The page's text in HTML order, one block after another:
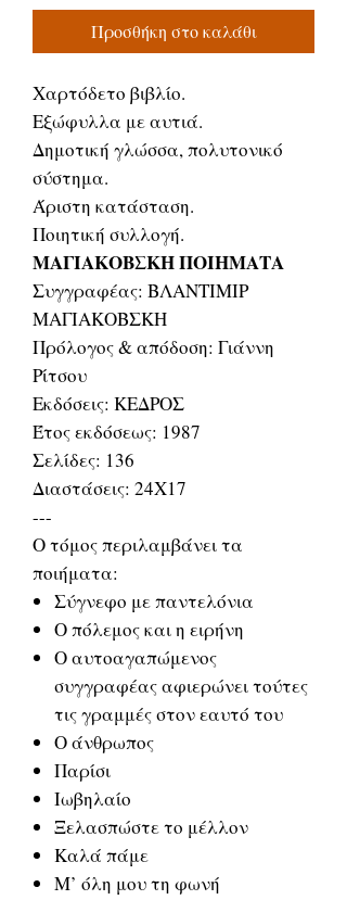
Προσθήκη στο καλάθι
Χαρτόδετο βιβλίο.
Εξώφυλλα με αυτιά.
Δημοτική γλώσσα, πολυτονικό
σύστημα.
Άριστη κατάσταση.
Ποιητική συλλογή.
ΜΑΓΙΑΚΟΒΣΚΗ ΠΟΙΗΜΑΤΑ
Συγγραφέας: ΒΛΑΝΤΙΜΙΡ
ΜΑΓΙΑΚΟΒΣΚΗ
Πρόλογος & απόδοση: Γιάννη
Ρίτσου
Εκδόσεις: ΚΕΔΡΟΣ
Έτος εκδόσεως: 1987
Σελίδες: 136
Διαστάσεις: 24Χ17
---
Ο τόμος περιλαμβάνει τα
ποιήματα:
Σύγνεφο με παντελόνια
Ο πόλεμος και η ειρήνη
Ο αυτοαγαπώμενος
συγγραφέας αφιερώνει τούτες
τις γραμμές στον εαυτό του
Ο άνθρωπος
Παρίσι
Ιωβηλαίο
Ξελασπώστε το μέλλον
Καλά πάμε
Μ’ όλη μου τη φωνή